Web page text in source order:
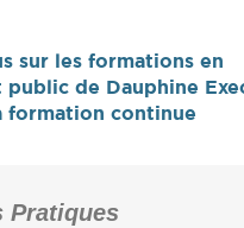
sur les formations en
public de Dauphine
formation continue
Pratiques